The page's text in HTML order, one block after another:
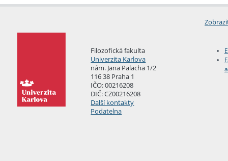
Filozofická fakulta
Univerzita Karlova
nám. Jana Palacha 1/2
116 38 Praha 1
IČO: 00216208
DIČ: CZ00216208
Další kontakty
Podatelna